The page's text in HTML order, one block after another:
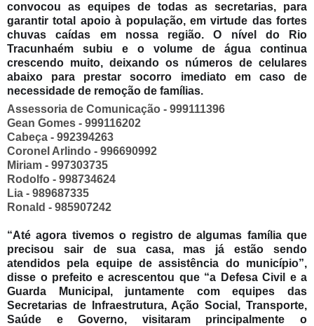
convocou as equipes de todas as secretarias, para
garantir total apoio à população, em virtude das fortes
chuvas caídas em nossa região. O nível do Rio
Tracunhaém subiu e o volume de água continua
crescendo muito, deixando os números de celulares
abaixo para prestar socorro imediato em caso de
necessidade de remoção de famílias.
Assessoria de Comunicação - 999111396
Gean Gomes - 999116202
Cabeça - 992394263
Coronel Arlindo - 996690992
Miriam - 997303735
Rodolfo - 998734624
Lia - 989687335
Ronald - 985907242
“Até agora tivemos o registro de algumas família que
precisou sair de sua casa, mas já estão sendo
atendidos pela equipe de assistência do município”,
disse o prefeito e acrescentou que “a Defesa Civil e a
Guarda Municipal, juntamente com equipes das
Secretarias de Infraestrutura, Ação Social, Transporte,
Saúde e Governo, visitaram principalmente o